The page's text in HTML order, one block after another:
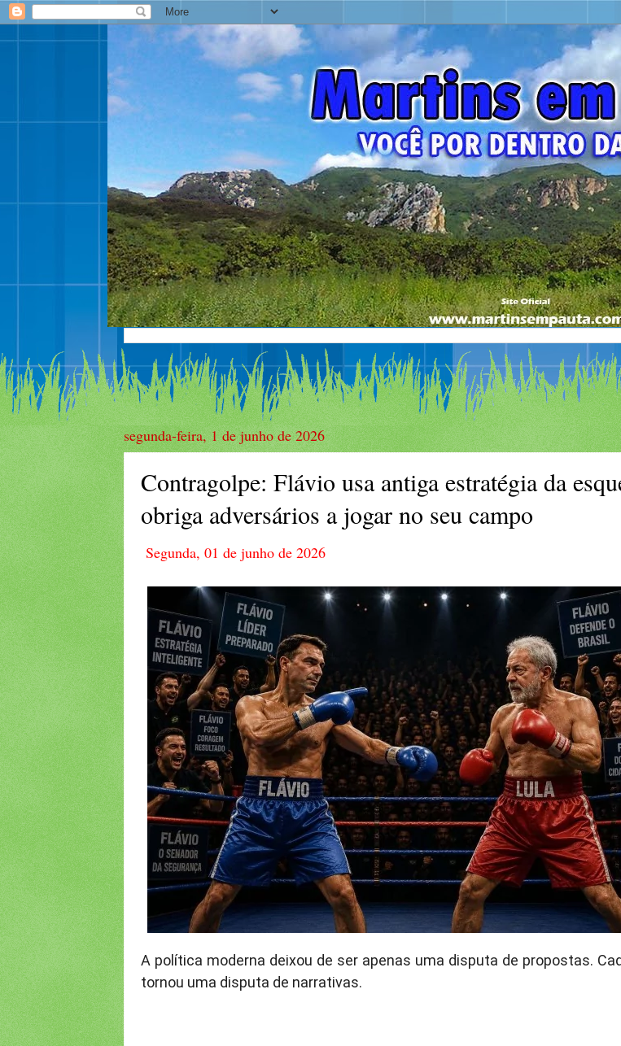
segunda-feira, 1 de junho de 2026
Contragolpe: Flávio usa antiga estratégia da
obriga adversários a jogar no seu campo
Segunda, 01 de junho de 2026
A política moderna deixou de ser apenas uma disputa de propostas.
tornou uma disputa de narrativas.